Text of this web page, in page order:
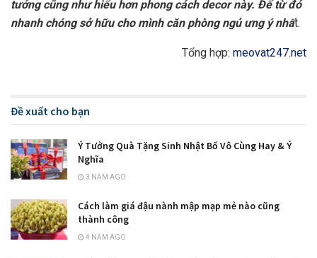
tưởng cũng như hiểu hơn phong cách decor này. Để từ đó
nhanh chóng sở hữu cho mình căn phòng ngủ ưng ý nhất.
Tổng hợp: meovat247.net
Đề xuất cho bạn
Ý Tưởng Quà Tặng Sinh Nhật Bố Vô Cùng Hay & Ý
Nghĩa
3 NĂM AGO
Cách làm giá đậu nành mập mạp mẻ nào cũng
thành công
4 NĂM AGO